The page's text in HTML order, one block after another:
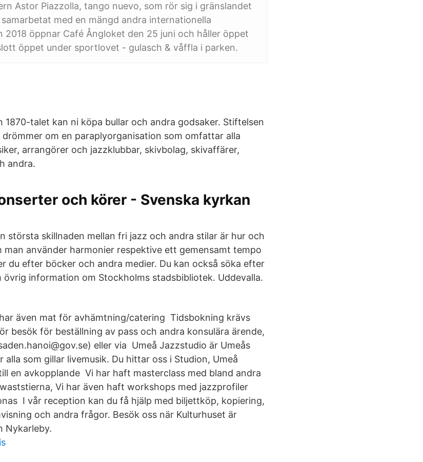
Astor Piazzolla, tango nuevo, som rör sig i gränslandet
med en mängd andra internationella
2018 öppnar Café Ångloket den 25 juni och håller öppet
öppet under sportlovet - gulasch & våffla i parken.
1870-talet kan ni köpa bullar och andra godsaker. Stiftelsen
drömmer om en paraplyorganisation som omfattar alla
arrangörer och jazzklubbar, skivbolag, skivaffärer,
andra.
och körer - Svenska kyrkan
största skillnaden mellan fri jazz och andra stilar är hur och
man använder harmonier respektive ett gemensamt tempo
du efter böcker och andra medier. Du kan också söka efter
övrig information om Stockholms stadsbibliotek. Uddevalla.
även mat för avhämtning/catering Tidsbokning krävs
besök för beställning av pass och andra konsulära ärende,
eller via Umeå Jazzstudio är Umeås
alla som gillar livemusik. Du hittar oss i Studion, Umeå
en avkopplande Vi har haft masterclass med bland andra
Vi har även haft workshops med jazzprofiler
I vår reception kan du få hjälp med biljettköp, kopiering,
och andra frågor. Besök oss när Kulturhuset är
Nykarleby.